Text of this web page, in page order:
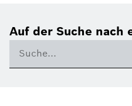
Auf der Suche nach